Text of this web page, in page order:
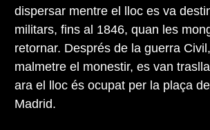
dispersar mentre el lloc es va
militars, fins al 1846, quan les
retornar. Després de la guerra
malmetre el monestir, es van
ara el lloc és ocupat per la plaça
Madrid.